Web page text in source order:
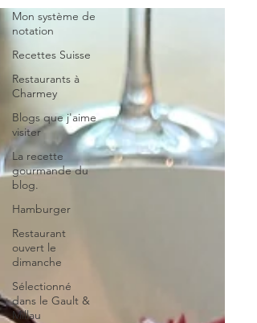
Mon système de
notation
Recettes Suisse
Restaurants à
Charmey
Blogs que j'aime
visiter
La recette
gourmande du
blog.
Hamburger
Restaurant
ouvert le
dimanche
Sélectionné
dans le Gault &
Millau